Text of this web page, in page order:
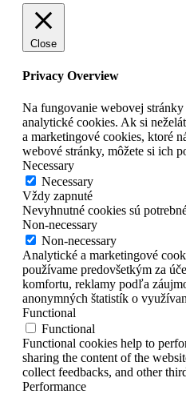
Close
Privacy Overview
Na fungovanie webovej
analytické cookies. Ak si
a marketingové cookies, ktoré
webové stránky, môžete si ich
Necessary
Necessary
Vždy zapnuté
Nevyhnutné cookies sú
Non-necessary
Non-necessary
Analytické a marketingové
používame predovšetkým za
komfortu, reklamy podľa
anonymných štatistík o
Functional
Functional
Functional cookies help to
sharing the content of the
collect feedbacks, and other
Performance